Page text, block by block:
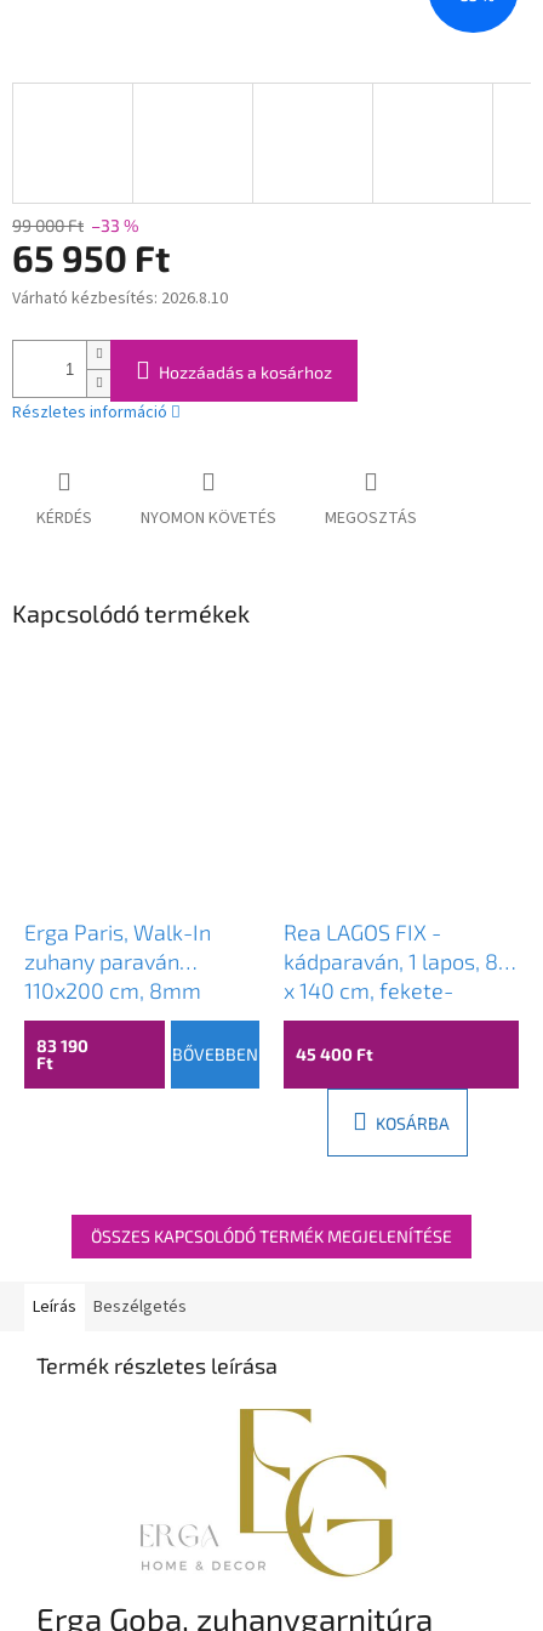
99 000 Ft –33 %
65 950 Ft
Egységár:
Várható kézbesítés: 2026.8.10
Hozzáadás a kosárhoz
Részletes információ
KÉRDÉS NYOMON KÖVETÉS MEGOSZTÁS
Kapcsolódó termékek
Erga Paris, Walk-In
zuhany paraván
110x200 cm, 8mm
átlátszó üveg, fekete
profil, ERG-V02-PARIS-
110x200-CL-BK
83 190
Ft
BŐVEBBEN
Rea LAGOS FIX -
kádparaván, 1 lapos, 80
x 140 cm, fekete-
átlátszó, REA-K7390
45 400 Ft
KOSÁRBA
ÖSSZES KAPCSOLÓDÓ TERMÉK MEGJELENÍTÉSE
Leírás Beszélgetés
Termék részletes leírása
Erga Goba, zuhanygarnitúra